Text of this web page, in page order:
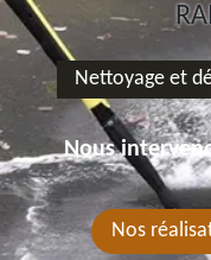
Nettoyage et
Nous
Nos